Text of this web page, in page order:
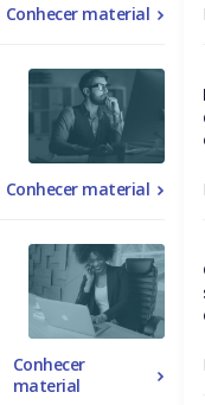
Conhecer material
Conhecer material
Conhecer
material